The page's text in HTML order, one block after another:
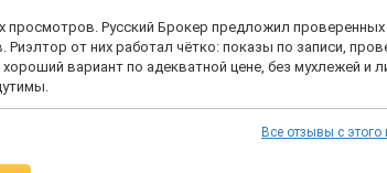
просмотров. Русский Брокер предложил проверенных
от них работал чётко: показы по записи,
вариант по адекватной цене, без мухлежей и
Все отзывы с этого